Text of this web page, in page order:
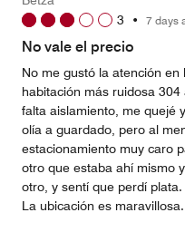
5
out
3 • 7 days
No vale el precio
No me gustó la atención
habitación más ruidosa
falta aislamiento, me quejé
olía a guardado, pero al
estacionamiento muy caro
otro que estaba ahí mismo
otro, y sentí que perdí plata.
La ubicación es maravillosa.